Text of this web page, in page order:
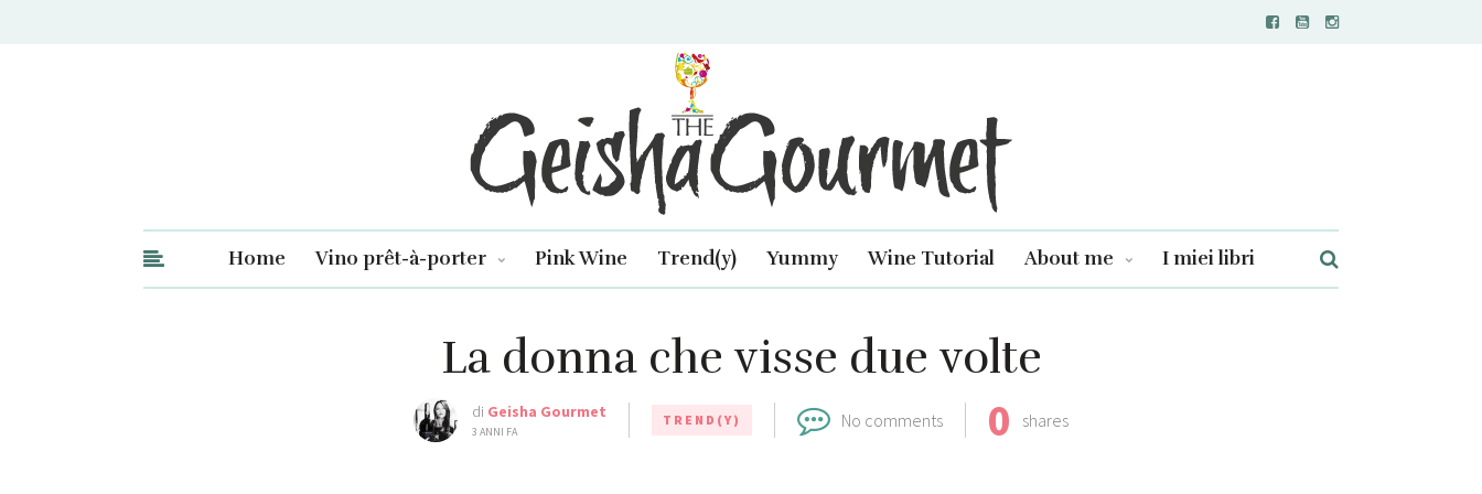
Home Vino prêt-à-porter Pink Wine Trend(y) Yummy Wine Tutorial About me I miei libri
La donna che visse due volte
di Geisha Gourmet
3 ANNI FA
TREND(Y) No comments 0 shares